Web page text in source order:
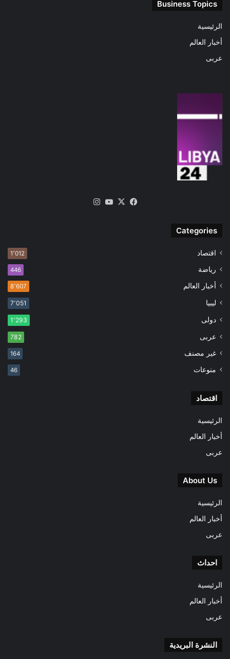
Business Topics
الرئيسية
أخبار العالم
عربى
فيسبوك
‫X
‫YouTube
Categories
اقتصاد 1٬012
رياضة 446
أخبار العالم 8٬607
ليبيا 7٬051
دولى 1٬293
عربى 782
غير مصنف 164
منوعات 46
اقتصاد
الرئيسية
أخبار العالم
عربى
About Us
الرئيسية
أخبار العالم
عربى
احداث
الرئيسية
أخبار العالم
عربى
النشرة البريدية